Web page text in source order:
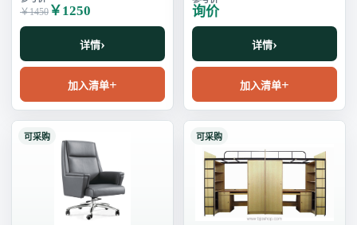
￥1450 ￥1250
详情
加入清单
询价
详情
加入清单
可采购 可采购